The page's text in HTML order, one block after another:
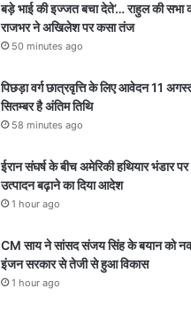
बड़े भाई की इज्जत बचा देते’… राहुल की
राजभर ने अखिलेश पर कसा तंज
50 minutes ago
पिछड़ा वर्ग छात्रवृत्ति के लिए आवेदन 11
सितम्बर है अंतिम तिथि
58 minutes ago
ईरान संघर्ष के बीच अमेरिकी हथियार भंडार
उत्पादन बढ़ाने का दिया आदेश
1 hour ago
CM साय ने सांसद संजय सिंह के बयान को
इंजन सरकार से तेजी से हुआ विकास
1 hour ago